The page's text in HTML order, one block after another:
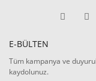
E-BÜLTEN
Tüm kampanya ve
kaydolunuz.